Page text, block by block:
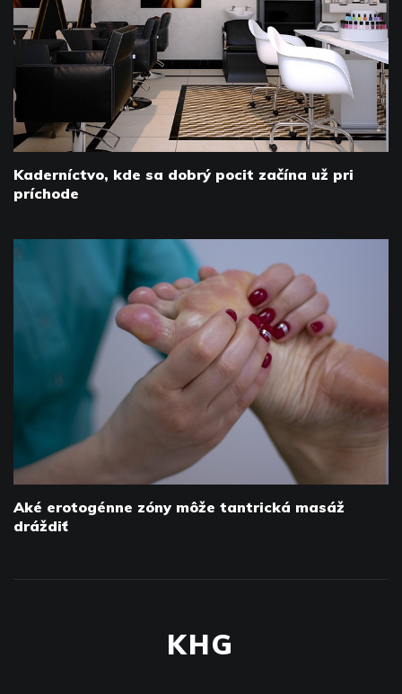
Kaderníctvo, kde sa dobrý pocit začína už pri
príchode
Aké erotogénne zóny môže tantrická masáž
dráždiť
KHG